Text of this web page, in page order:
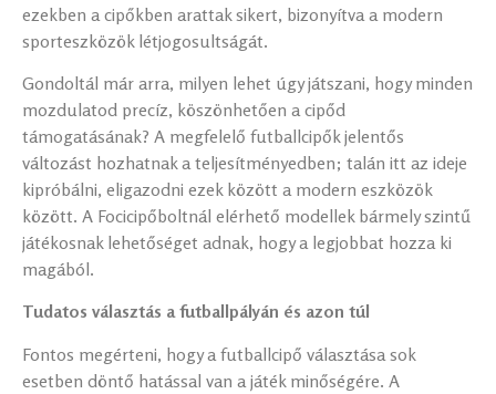
ezekben a cipőkben arattak sikert, bizonyítva a modern
sporteszközök létjogosultságát.
Gondoltál már arra, milyen lehet úgy játszani, hogy minden
mozdulatod precíz, köszönhetően a cipőd
támogatásának? A megfelelő futballcipők jelentős
változást hozhatnak a teljesítményedben; talán itt az ideje
kipróbálni, eligazodni ezek között a modern eszközök
között. A Focicipőboltnál elérhető modellek bármely szintű
játékosnak lehetőséget adnak, hogy a legjobbat hozza ki
magából.
Tudatos választás a futballpályán és azon túl
Fontos megérteni, hogy a futballcipő választása sok
esetben döntő hatással van a játék minőségére. A